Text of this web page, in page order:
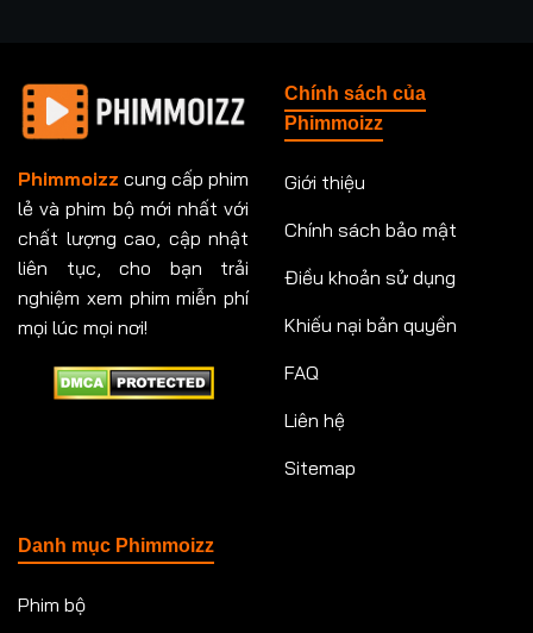
Phimmoizz cung cấp phim
lẻ và phim bộ mới nhất với
chất lượng cao, cập nhật
liên tục, cho bạn trải
nghiệm xem phim miễn phí
mọi lúc mọi nơi!
Chính sách của
Phimmoizz
Giới thiệu
Chính sách bảo mật
Điều khoản sử dụng
Khiếu nại bản quyền
FAQ
Liên hệ
Sitemap
Danh mục Phimmoizz
Phim bộ